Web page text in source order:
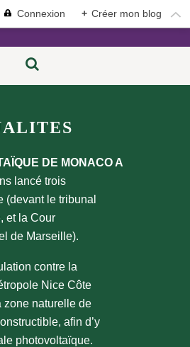
Connexion + Créer mon blog
DE MONACO A
lancé trois
(devant le tribunal
et la Cour
de Marseille).
contre la
Nice Côte
zone naturelle de
afin d’y
photovoltaïque.